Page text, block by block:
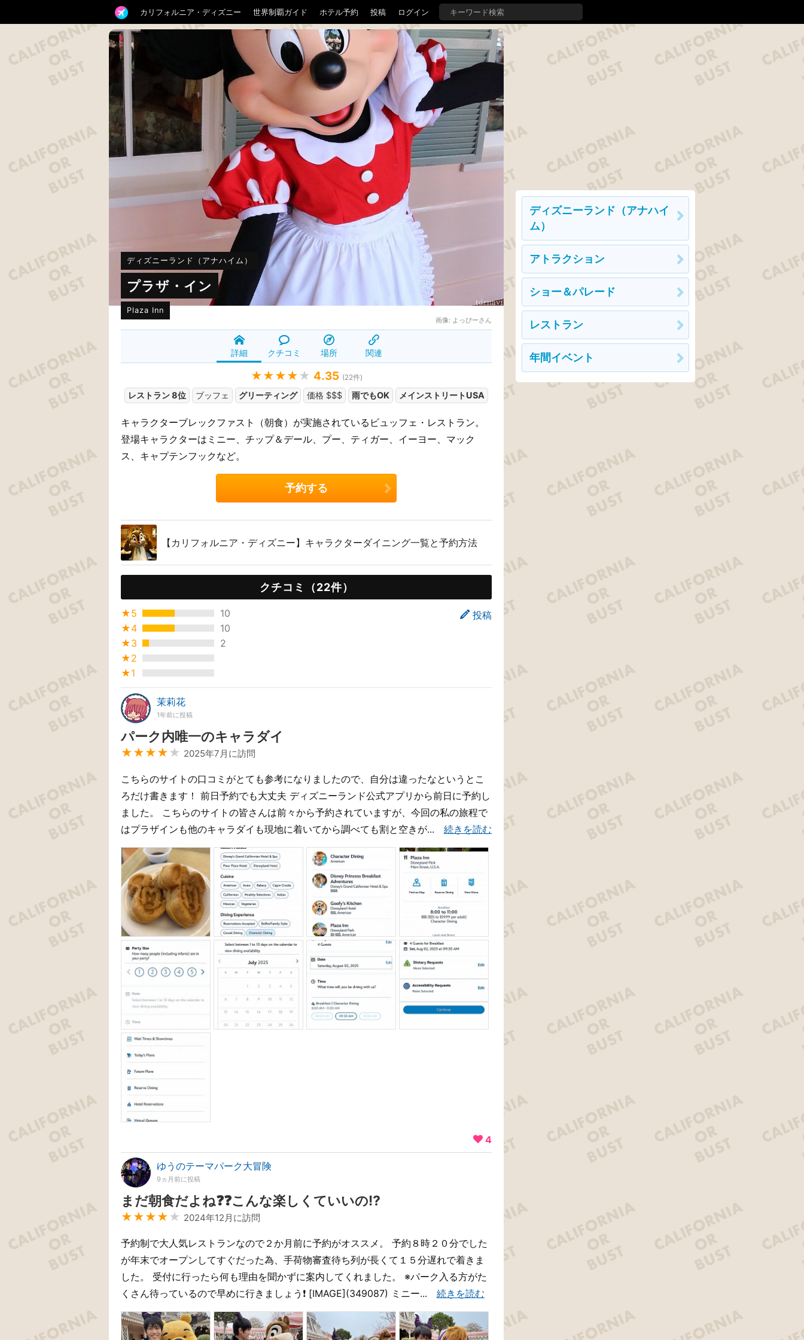
カリフォルニア・ディズニー 世界制覇ガイド ホテル予約 投稿 ログイン
ディズニーランド（アナハイム）
プラザ・イン
Plaza Inn
画像: よっぴーさん
詳細 クチコミ 場所 関連
★★★★ ★ 4.35 (22件)
レストラン 8位 ブッフェ グリーティング 価格 $$$ 雨でもOK メインストリートUSA
キャラクターブレックファスト（朝食）が実施されているビュッフェ・レストラン。
登場キャラクターはミニー、チップ＆デール、プー、ティガー、イーヨー、マック
ス、キャプテンフックなど。
予約する
【カリフォルニア・ディズニー】キャラクターダイニング一覧と予約方法
クチコミ（22件）
投稿
★5
10
★4
10
★3
2
★2
★1
茉莉花
1年前に投稿
パーク内唯一のキャラダイ
★★★★ ★ 2025年7月に訪問
こちらのサイトの口コミがとても参考になりましたので、自分は違ったなというとこ
ろだけ書きます！ 前日予約でも大丈夫 ディズニーランド公式アプリから前日に予約し
ました。 こちらのサイトの皆さんは前々から予約されていますが、今回の私の旅程で
はプラザインも他のキャラダイも現地に着いてから調べても割と空きが... 続きを読む
4
ゆうのテーマパーク大冒険
9ヵ月前に投稿
まだ朝食だよね❓❓こんな楽しくていいの⁉️
★★★★ ★ 2024年12月に訪問
予約制で大人気レストランなので２か月前に予約がオススメ。 予約８時２０分でした
が年末でオープンしてすぐだった為、手荷物審査待ち列が長くて１５分遅れで着きま
した。 受付に行ったら何も理由を聞かずに案内してくれました。 ※パーク入る方がた
くさん待っているので早めに行きましょう❗️ [IMAGE](349087) ミニー... 続きを読む
ディズニーランド（アナハイ
ム）
アトラクション
ショー＆パレード
レストラン
年間イベント